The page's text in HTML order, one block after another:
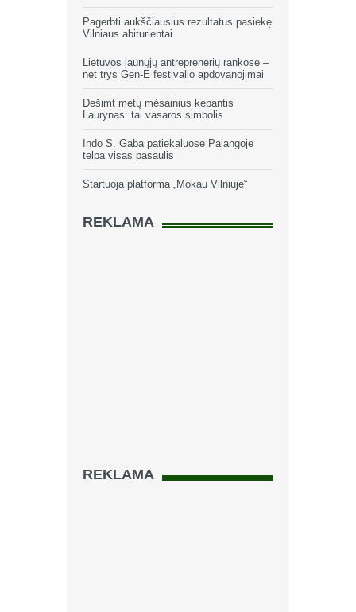
Pagerbti aukščiausius rezultatus pasiekę
Vilniaus abiturientai
Lietuvos jaunųjų antreprenerių rankose –
net trys Gen-E festivalio apdovanojimai
Dešimt metų mėsainius kepantis
Laurynas: tai vasaros simbolis
Indo S. Gaba patiekaluose Palangoje
telpa visas pasaulis
Startuoja platforma „Mokau Vilniuje“
REKLAMA
REKLAMA